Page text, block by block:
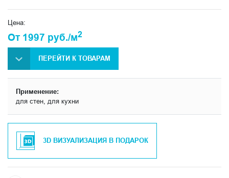
Цена:
От 1997 руб./м2
ПЕРЕЙТИ К ТОВАРАМ
Применение:
для стен, для кухни
3D ВИЗУАЛИЗАЦИЯ В ПОДАРОК